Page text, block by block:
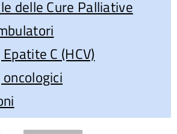
delle Cure Palliative
C (HCV)